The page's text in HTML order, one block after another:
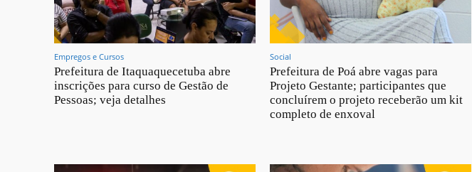
Empregos e Cursos
Prefeitura de Itaquaquecetuba abre
inscrições para curso de Gestão de
Pessoas; veja detalhes
Social
Prefeitura de Poá abre vagas para
Projeto Gestante; participantes que
concluírem o projeto receberão um kit
completo de enxoval